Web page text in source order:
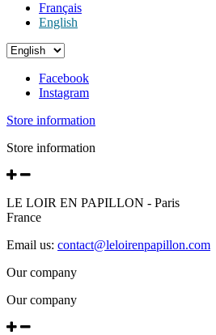
Français
English
Facebook
Instagram
Store information
Store information
LE LOIR EN PAPILLON - Paris
France
Email us: contact@leloirenpapillon.com
Our company
Our company